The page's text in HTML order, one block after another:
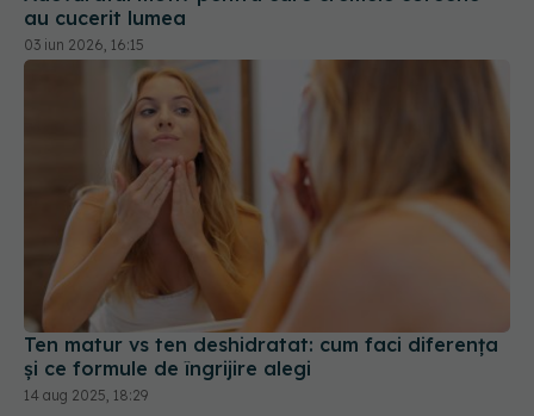
au cucerit lumea
03 iun 2026, 16:15
Ten matur vs ten deshidratat: cum faci diferența
și ce formule de îngrijire alegi
14 aug 2025, 18:29